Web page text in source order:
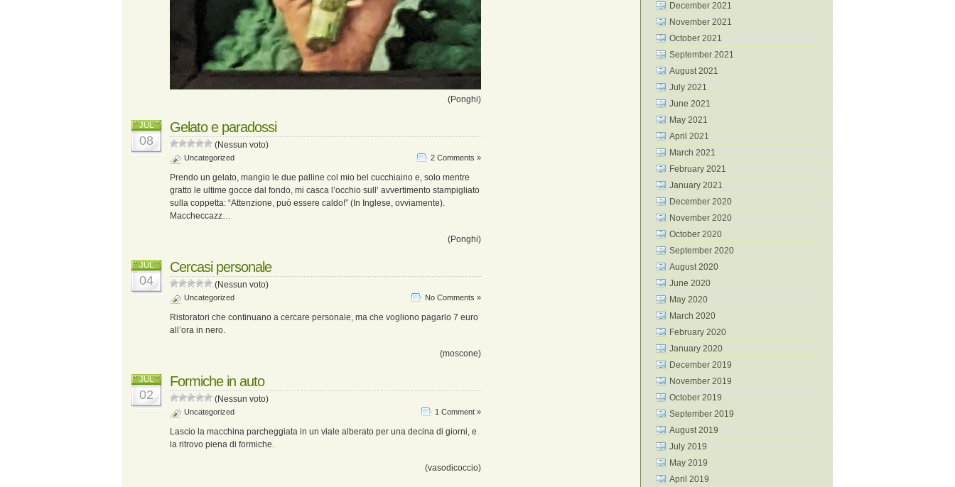
(Ponghi)
JUL
08
Gelato e paradossi
(Nessun voto)
Uncategorized 2 Comments »
Prendo un gelato, mangio le due palline col mio bel cucchiaino e, solo mentre
gratto le ultime gocce dal fondo, mi casca l’occhio sull’ avvertimento stampigliato
sulla coppetta: “Attenzione, puó essere caldo!” (In Inglese, ovviamente).
Maccheccazz…
(Ponghi)
JUL
04
Cercasi personale
(Nessun voto)
Uncategorized No Comments »
Ristoratori che continuano a cercare personale, ma che vogliono pagarlo 7 euro
all’ora in nero.
(moscone)
JUL
02
Formiche in auto
(Nessun voto)
Uncategorized 1 Comment »
Lascio la macchina parcheggiata in un viale alberato per una decina di giorni, e
la ritrovo piena di formiche.
(vasodicoccio)
December 2021
November 2021
October 2021
September 2021
August 2021
July 2021
June 2021
May 2021
April 2021
March 2021
February 2021
January 2021
December 2020
November 2020
October 2020
September 2020
August 2020
June 2020
May 2020
March 2020
February 2020
January 2020
December 2019
November 2019
October 2019
September 2019
August 2019
July 2019
May 2019
April 2019